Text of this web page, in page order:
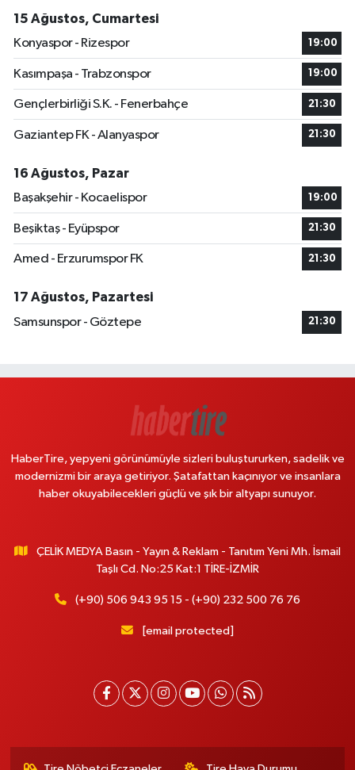
15 Ağustos, Cumartesi
Konyaspor - Rizespor
19:00
Kasımpaşa - Trabzonspor 19:00
Gençlerbirliği S.K. - Fenerbahçe 21:30
Gaziantep FK - Alanyaspor 21:30
16 Ağustos, Pazar
Başakşehir - Kocaelispor
19:00
Beşiktaş - Eyüpspor 21:30
Amed - Erzurumspor FK 21:30
17 Ağustos, Pazartesi
Samsunspor - Göztepe
21:30
HaberTire, yepyeni görünümüyle sizleri buluştururken, sadelik ve
modernizmi bir araya getiriyor. Şatafattan kaçınıyor ve insanlara
haber okuyabilecekleri güçlü ve şık bir altyapı sunuyor.
ÇELİK MEDYA Basın - Yayın & Reklam - Tanıtım Yeni Mh. İsmail
Taşlı Cd. No:25 Kat:1 TİRE-İZMİR
(+90) 506 943 95 15 - (+90) 232 500 76 76
[email protected]